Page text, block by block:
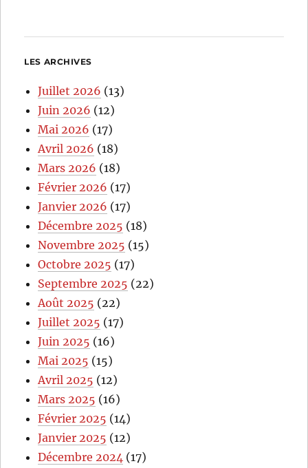
LES ARCHIVES
Juillet 2026 (13)
Juin 2026 (12)
Mai 2026 (17)
Avril 2026 (18)
Mars 2026 (18)
Février 2026 (17)
Janvier 2026 (17)
Décembre 2025 (18)
Novembre 2025 (15)
Octobre 2025 (17)
Septembre 2025 (22)
Août 2025 (22)
Juillet 2025 (17)
Juin 2025 (16)
Mai 2025 (15)
Avril 2025 (12)
Mars 2025 (16)
Février 2025 (14)
Janvier 2025 (12)
Décembre 2024 (17)